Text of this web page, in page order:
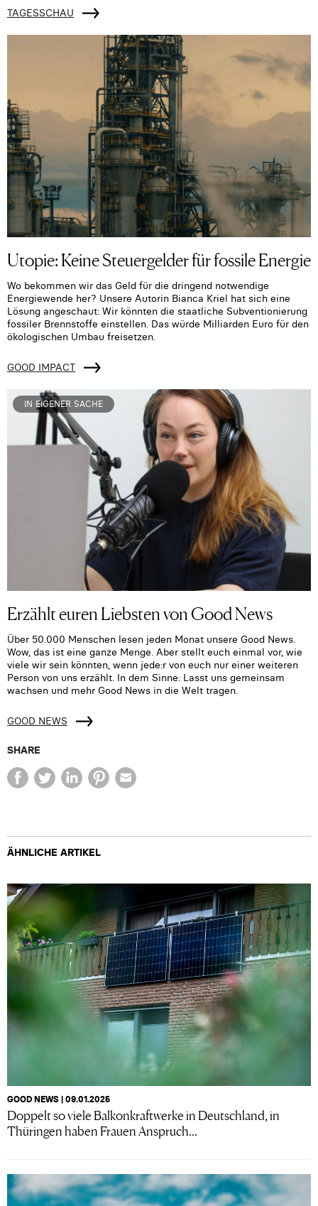
TAGESSCHAU
Utopie: Keine Steuergelder für fossile Energie
Wo bekommen wir das Geld für die dringend notwendige
Energiewende her? Unsere Autorin Bianca Kriel hat sich eine
Lösung angeschaut: Wir könnten die staatliche Subventionierung
fossiler Brennstoffe einstellen. Das würde Milliarden Euro für den
ökologischen Umbau freisetzen.
GOOD IMPACT
IN EIGENER SACHE
Erzählt euren Liebsten von Good News
Über 50.000 Menschen lesen jeden Monat unsere Good News.
Wow, das ist eine ganze Menge. Aber stellt euch einmal vor, wie
viele wir sein könnten, wenn jede:r von euch nur einer weiteren
Person von uns erzählt. In dem Sinne: Lasst uns gemeinsam
wachsen und mehr Good News in die Welt tragen.
GOOD NEWS
SHARE
ÄHNLICHE ARTIKEL
GOOD NEWS | 09.01.2025
Doppelt so viele Balkonkraftwerke in Deutschland, in
Thüringen haben Frauen Anspruch...